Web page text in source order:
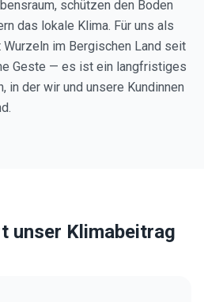
schützen den Boden
das lokale Klima. Für uns als
im Bergischen Land seit
Geste — es ist ein langfristiges
in der wir und unsere Kundinnen
unser Klimabeitrag